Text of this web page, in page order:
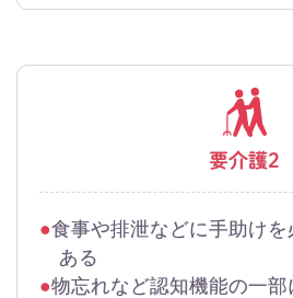
要介護2
食事や排泄などに手助け
ある
物忘れなど認知機能の一